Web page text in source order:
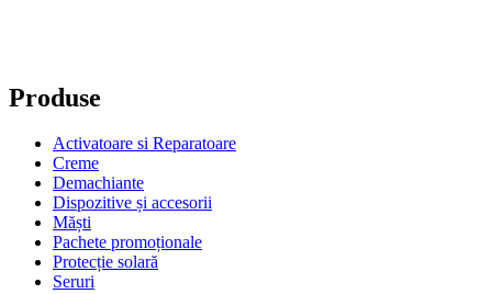
Produse
Activatoare si Reparatoare
Creme
Demachiante
Dispozitive și accesorii
Măști
Pachete promoționale
Protecție solară
Seruri